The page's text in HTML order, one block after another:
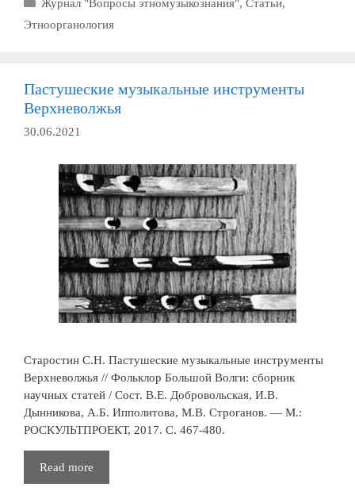
Журнал "Вопросы этномузыкознания", Статьи,
Этноорганология
Пастушеские музыкальные инструменты
Верхневолжья
30.06.2021
Старостин С.Н. Пастушеские музыкальные инструменты
Верхневолжья // Фольклор Большой Волги: сборник
научных статей / Сост. В.Е. Добровольская, И.В.
Дынникова, А.Б. Ипполитова, М.В. Строганов. — М.:
РОСКУЛЬТПРОЕКТ, 2017. С. 467-480.
Read more
музыкальные